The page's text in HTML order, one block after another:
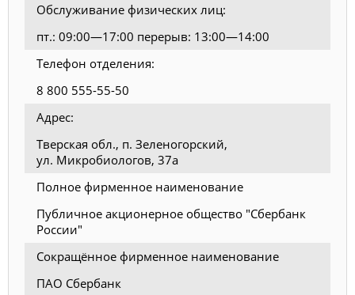
Обслуживание физических лиц:
пт.: 09:00—17:00 перерыв: 13:00—14:00
Телефон отделения:
8 800 555-55-50
Адрес:
Тверская обл., п. Зеленогорский,
ул. Микробиологов, 37а
Полное фирменное наименование
Публичное акционерное общество "Сбербанк
России"
Сокращённое фирменное наименование
ПАО Сбербанк